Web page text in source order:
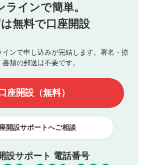
ン
投稿できます。（お名前とコメント
士、もしくは利用者と第三者間のトラ
た損害に対して一切の責任を負いませ
トは当社にて審査のうえ、掲載となり
までに日数がかかる場合や掲載されない
ん。各動画コンテンツへの掲載をもっ
いたします。ご了承ください。
すると判断された投稿内容は、掲載を
ございます。
テンツとは無関係の内容の投稿
謗中傷や差別的表現投稿
反する内容の投稿
、電話番号など個人を特定できる情報の
ラインで簡単。
無料で口座開設
ンで申し込みが完結します。署名・捺
書類の郵送は不要です。
座開設（無料）
開設サポートへご相談
設サポート 電話番号